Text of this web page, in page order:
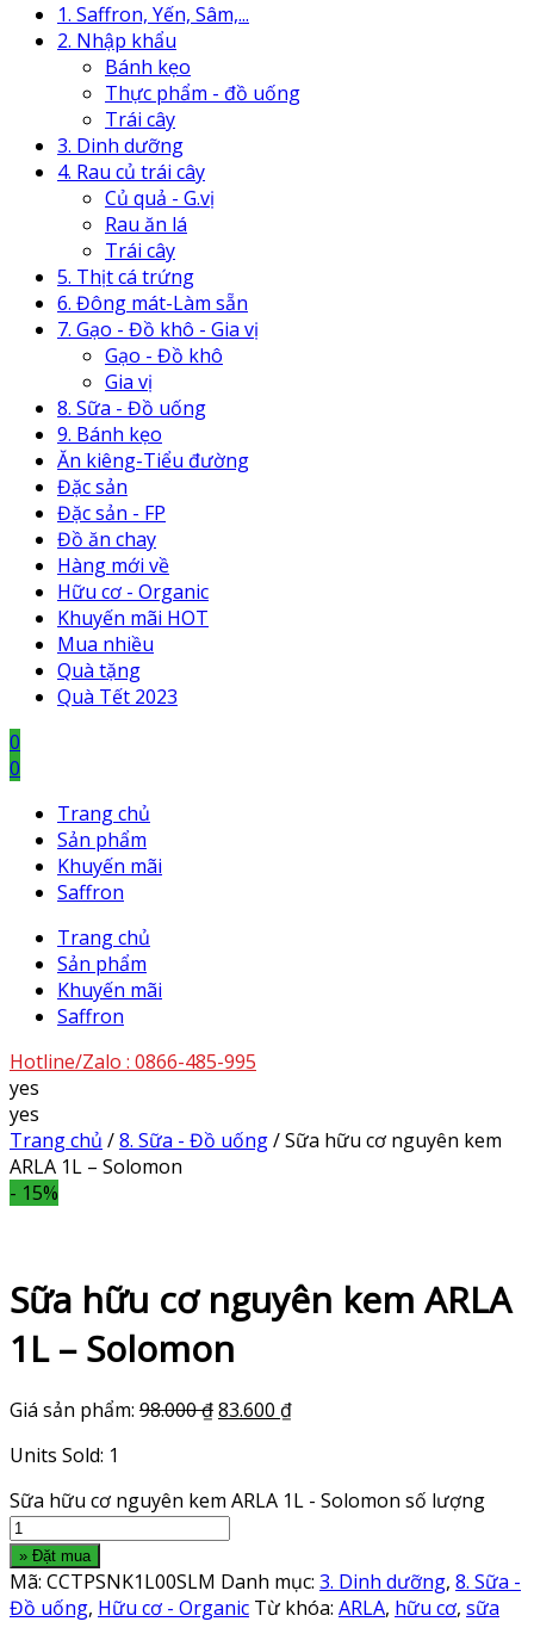
1. Saffron, Yến, Sâm,...
2. Nhập khẩu
Bánh kẹo
Thực phẩm - đồ uống
Trái cây
3. Dinh dưỡng
4. Rau củ trái cây
Củ quả - G.vị
Rau ăn lá
Trái cây
5. Thịt cá trứng
6. Đông mát-Làm sẵn
7. Gạo - Đồ khô - Gia vị
Gạo - Đồ khô
Gia vị
8. Sữa - Đồ uống
9. Bánh kẹo
Ăn kiêng-Tiểu đường
Đặc sản
Đặc sản - FP
Đồ ăn chay
Hàng mới về
Hữu cơ - Organic
Khuyến mãi HOT
Mua nhiều
Quà tặng
Quà Tết 2023
0
0
Trang chủ
Sản phẩm
Khuyến mãi
Saffron
Trang chủ
Sản phẩm
Khuyến mãi
Saffron
Hotline/Zalo : 0866-485-995
yes
yes
Trang chủ /8. Sữa - Đồ uống/ Sữa hữu cơ nguyên kem
ARLA 1L – Solomon
- 15%
Sữa hữu cơ nguyên kem ARLA
1L – Solomon
Giá sản phẩm: 98.000₫83.600 ₫
Units Sold: 1
Sữa hữu cơ nguyên kem ARLA 1L - Solomon số lượng
» Đặt mua
Mã: CCTPSNK1L00SLM Danh mục: 3. Dinh dưỡng, 8. Sữa -
Đồ uống, Hữu cơ - Organic Từ khóa: ARLA, hữu cơ, sữa